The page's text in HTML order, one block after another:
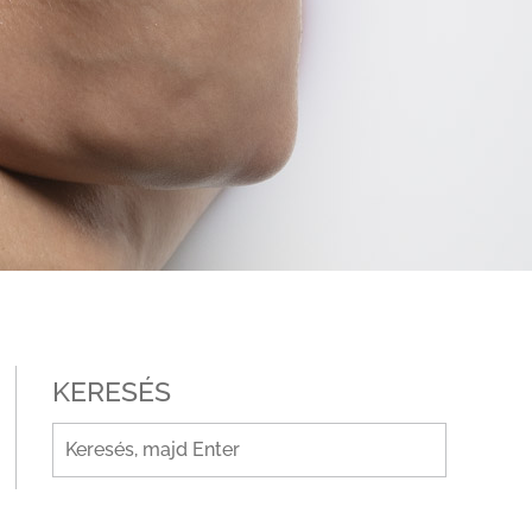
KERESÉS